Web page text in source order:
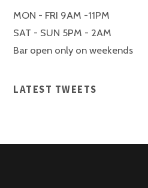
MON - FRI 9AM -11PM
SAT - SUN 5PM - 2AM
Bar open only on weekends
LATEST TWEETS